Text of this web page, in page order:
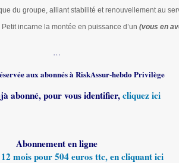
du groupe, alliant stabilité et renouvellement au
incarne la montée en puissance d’un (vous en
…
aux abonnés à RiskAssur-hebdo Privilège
abonné, pour vous identifier,cliquez ici
Abonnement en ligne
mois pour 504 euros ttc, en cliquant ici